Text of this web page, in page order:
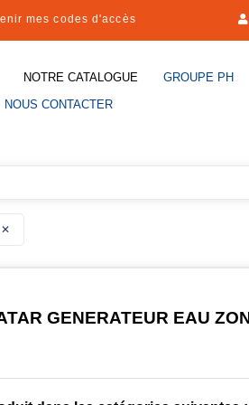
mes codes d'accès
NOTRE CATALOGUE GROUPE PH
NOUS CONTACTER
✕
GENERATEUR EAU